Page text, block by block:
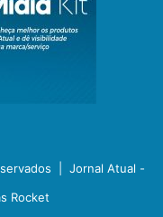
| Jornal Atual -
Rocket